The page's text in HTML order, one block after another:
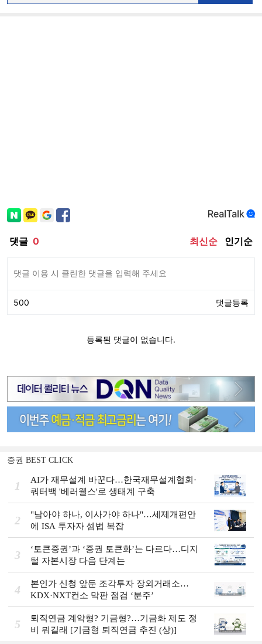
증권 BEST CLICK
1
AI가 재무설계 바꾼다…한국재무설계협회·
쿼터백 '베러웰스'로 생태계 구축
2
"남아야 하나, 이사가야 하나"…세제개편안
에 ISA 투자자 셈법 복잡
3
‘토큰증권’과 ‘증권 토큰화’는 다르다…디지
털 자본시장 다음 단계는
4
본인가 신청 앞둔 조각투자 장외거래소…
KDX·NXT컨소 막판 점검 ‘분주’
5
퇴직연금 계약형? 기금형?…기금화 제도 정
비 뭐길래 [기금형 퇴직연금 추진 (상)]